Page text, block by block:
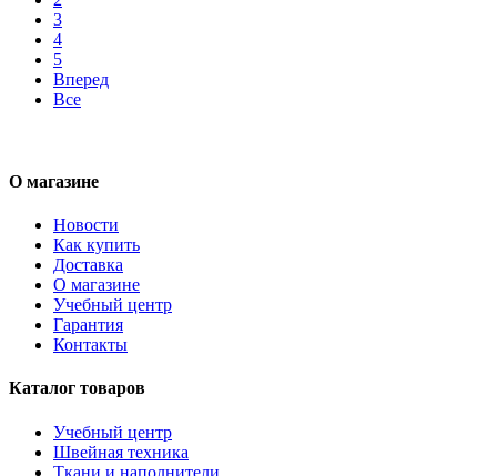
3
4
5
Вперед
Все
О магазине
Новости
Как купить
Доставка
О магазине
Учебный центр
Гарантия
Контакты
Каталог товаров
Учебный центр
Швейная техника
Ткани и наполнители